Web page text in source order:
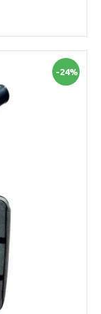
-24%